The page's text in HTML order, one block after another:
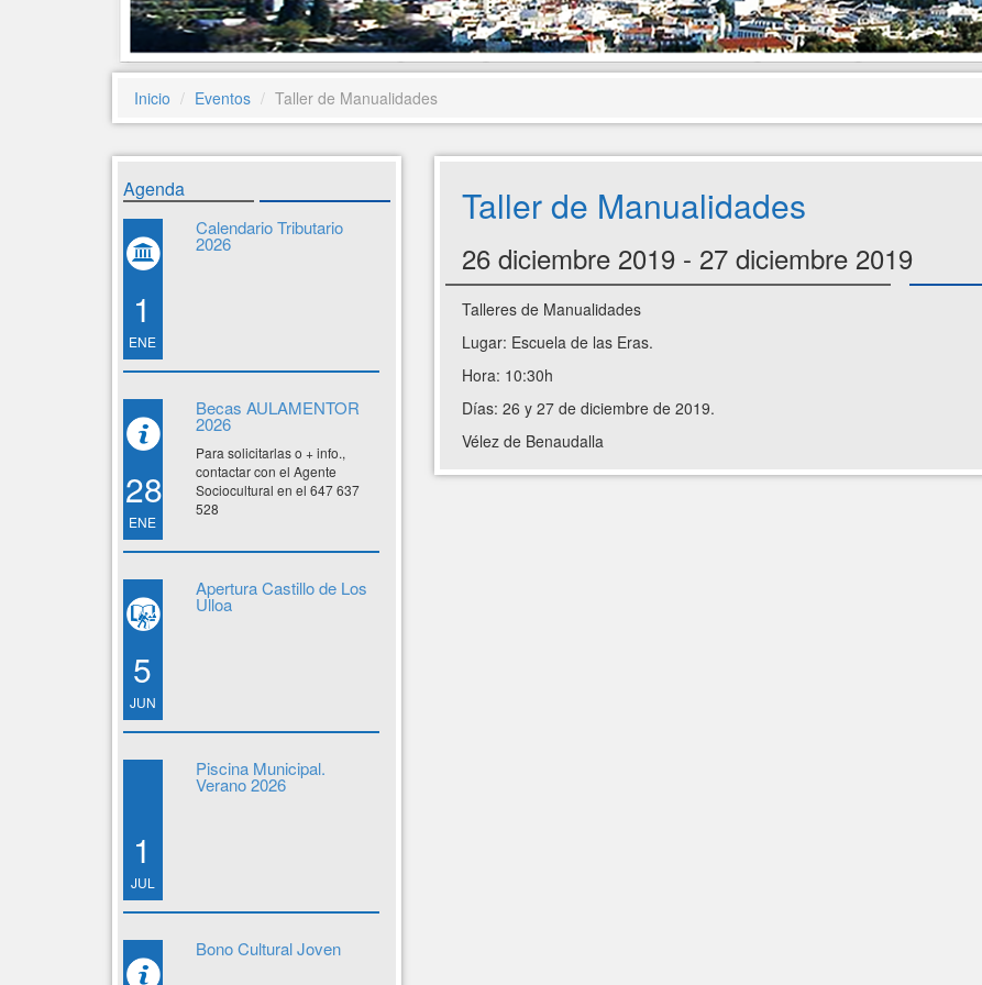
Inicio Eventos Taller de Manualidades
Agenda
1
ENE
Calendario Tributario
2026
28
ENE
Becas AULAMENTOR
2026
Para solicitarlas o + info.,
contactar con el Agente
Sociocultural en el 647 637
528
5
JUN
Apertura Castillo de Los
Ulloa
1
JUL
Piscina Municipal.
Verano 2026
Bono Cultural Joven
Taller de Manualidades
26 diciembre 2019 - 27 diciembre 2019
Talleres de Manualidades
Lugar: Escuela de las Eras.
Hora: 10:30h
Días: 26 y 27 de diciembre de 2019.
Vélez de Benaudalla